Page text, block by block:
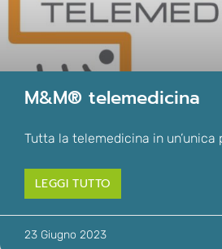
M&M® telemedicina
Tutta la telemedicina in
LEGGI TUTTO
23 Giugno 2023